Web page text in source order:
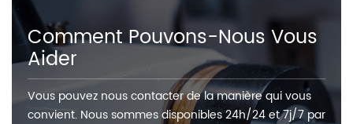
Comment Pouvons-Nous Vous
Aider
Vous pouvez nous contacter de la manière qui vous
convient. Nous sommes disponibles 24h/24 et 7j/7 par